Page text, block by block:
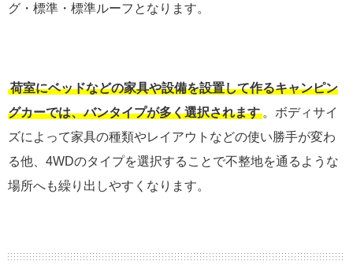
グ・標準・標準ルーフとなります。
荷室にベッドなどの家具や設備を設置して作るキャンピン
グカーでは、バンタイプが多く選択されます 。ボディサイ
ズによって家具の種類やレイアウトなどの使い勝手が変わ
る他、4WDのタイプを選択することで不整地を通るような
場所へも繰り出しやすくなります。